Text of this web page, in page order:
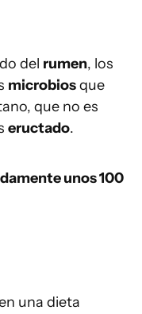
del rumen, los
microbiosque
que no es
eructado.
unos 100
una dieta